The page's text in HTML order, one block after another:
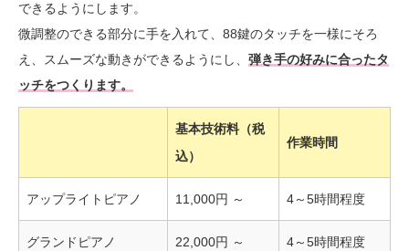
できるようにします。
微調整のできる部分に手を入れて、88鍵のタッチを一様にそろ
え、スムーズな動きができるようにし、 弾き手の好みに合ったタ
ッチをつくります。
基本技術料（税
込）
作業時間
アップライトピアノ 11,000円 ～ 4～5時間程度
グランドピアノ 22,000円 ～ 4～5時間程度